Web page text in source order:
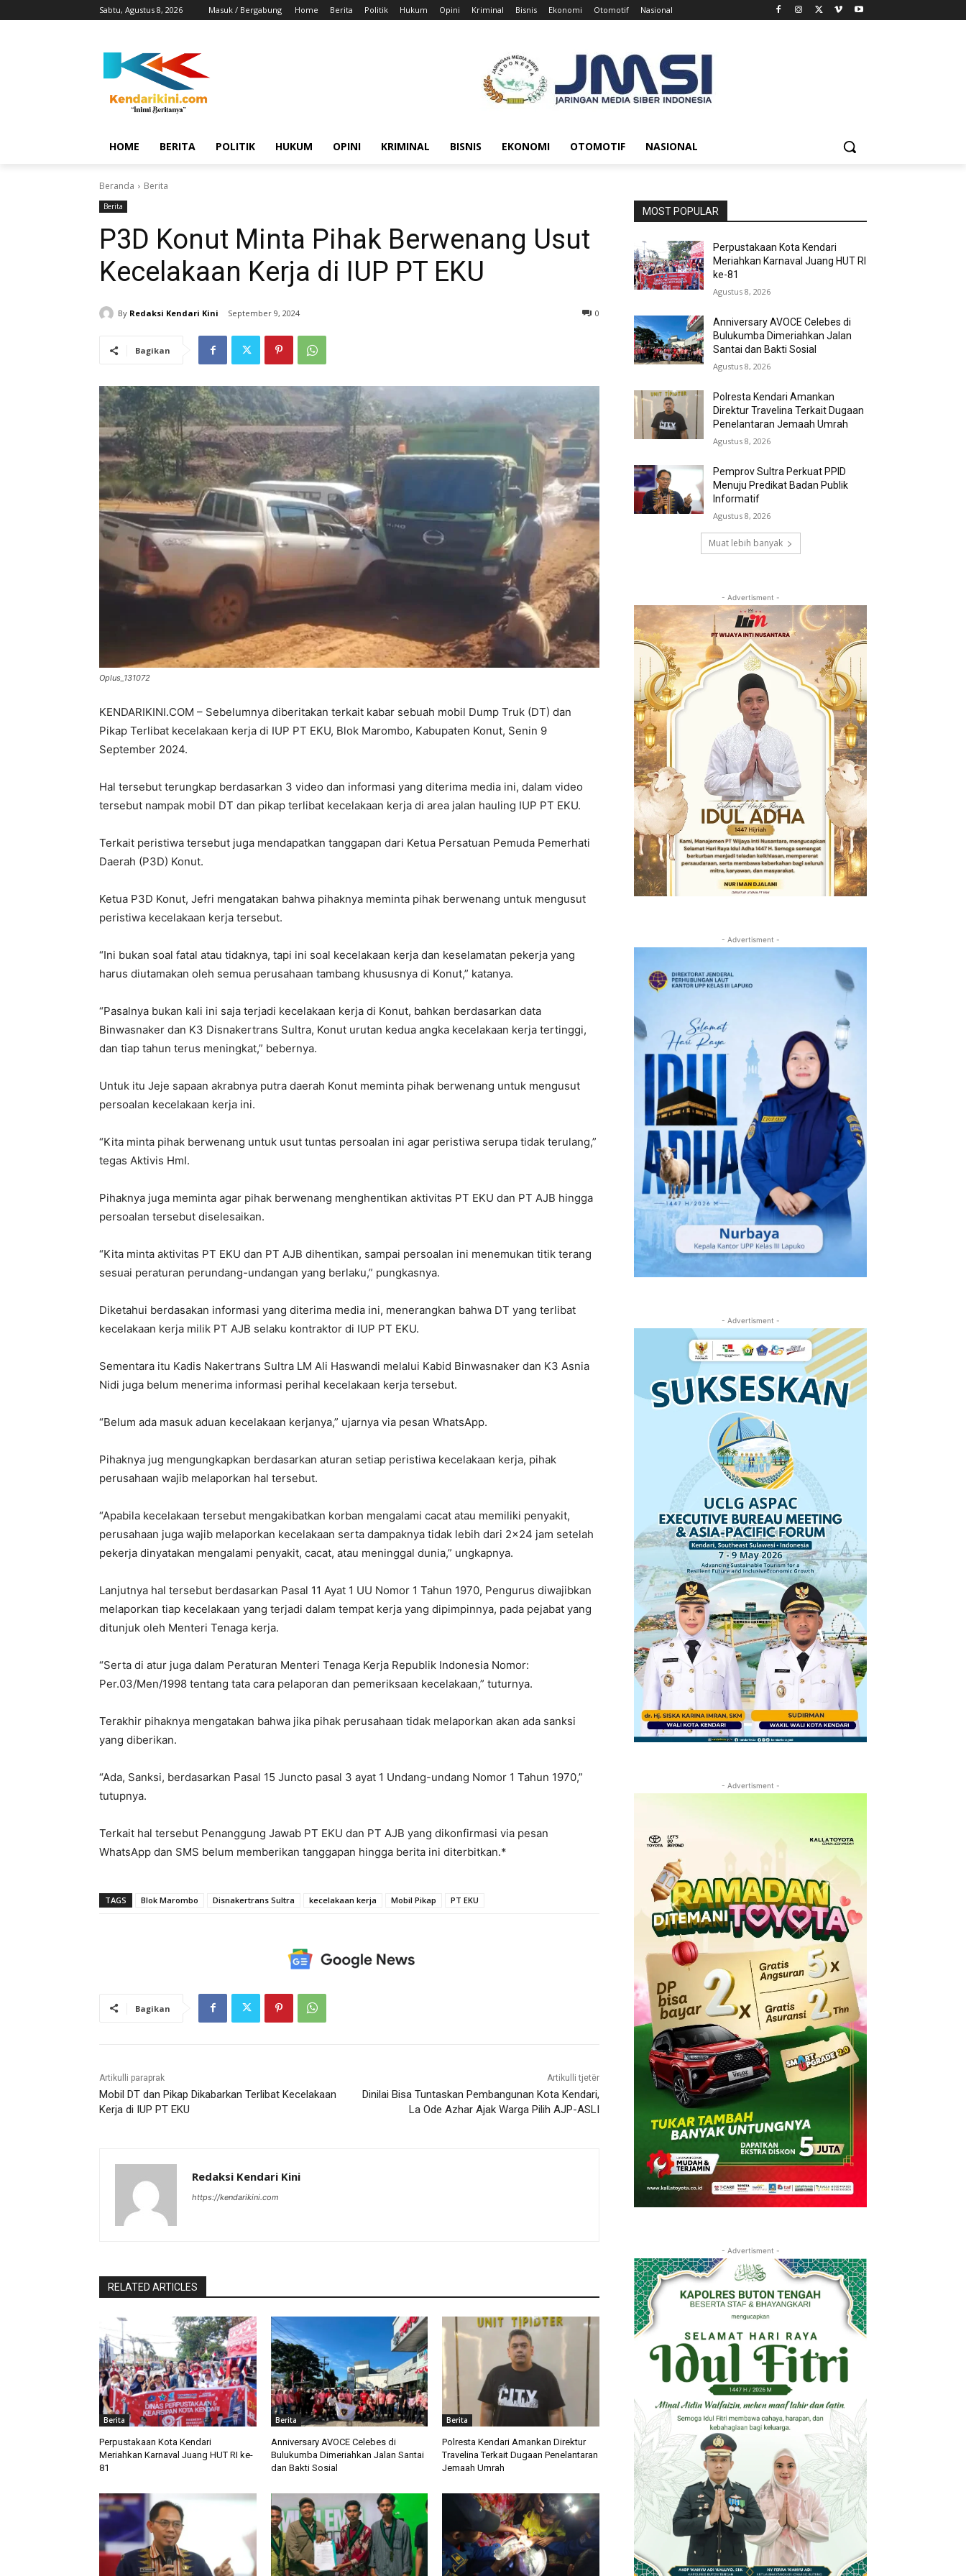
Sabtu, Agustus 8, 2026 Masuk / Bergabung Home Berita Politik Hukum Opini Kriminal Bisnis Ekonomi Otomotif Nasional
HOME BERITA POLITIK HUKUM OPINI KRIMINAL BISNIS EKONOMI OTOMOTIF NASIONAL
Beranda Berita
Berita
P3D Konut Minta Pihak Berwenang Usut
Kecelakaan Kerja di IUP PT EKU
By Redaksi Kendari Kini September 9, 2024 0
Bagikan
Oplus_131072
KENDARIKINI.COM – Sebelumnya diberitakan terkait kabar sebuah mobil Dump Truk (DT) dan
Pikap Terlibat kecelakaan kerja di IUP PT EKU, Blok Marombo, Kabupaten Konut, Senin 9
September 2024.
Hal tersebut terungkap berdasarkan 3 video dan informasi yang diterima media ini, dalam video
tersebut nampak mobil DT dan pikap terlibat kecelakaan kerja di area jalan hauling IUP PT EKU.
Terkait peristiwa tersebut juga mendapatkan tanggapan dari Ketua Persatuan Pemuda Pemerhati
Daerah (P3D) Konut.
Ketua P3D Konut, Jefri mengatakan bahwa pihaknya meminta pihak berwenang untuk mengusut
peristiwa kecelakaan kerja tersebut.
“Ini bukan soal fatal atau tidaknya, tapi ini soal kecelakaan kerja dan keselamatan pekerja yang
harus diutamakan oleh semua perusahaan tambang khususnya di Konut,” katanya.
“Pasalnya bukan kali ini saja terjadi kecelakaan kerja di Konut, bahkan berdasarkan data
Binwasnaker dan K3 Disnakertrans Sultra, Konut urutan kedua angka kecelakaan kerja tertinggi,
dan tiap tahun terus meningkat,” bebernya.
Untuk itu Jeje sapaan akrabnya putra daerah Konut meminta pihak berwenang untuk mengusut
persoalan kecelakaan kerja ini.
“Kita minta pihak berwenang untuk usut tuntas persoalan ini agar peristiwa serupa tidak terulang,”
tegas Aktivis HmI.
Pihaknya juga meminta agar pihak berwenang menghentikan aktivitas PT EKU dan PT AJB hingga
persoalan tersebut diselesaikan.
“Kita minta aktivitas PT EKU dan PT AJB dihentikan, sampai persoalan ini menemukan titik terang
sesuai peraturan perundang-undangan yang berlaku,” pungkasnya.
Diketahui berdasakan informasi yang diterima media ini, menerangkan bahwa DT yang terlibat
kecelakaan kerja milik PT AJB selaku kontraktor di IUP PT EKU.
Sementara itu Kadis Nakertrans Sultra LM Ali Haswandi melalui Kabid Binwasnaker dan K3 Asnia
Nidi juga belum menerima informasi perihal kecelakaan kerja tersebut.
“Belum ada masuk aduan kecelakaan kerjanya,” ujarnya via pesan WhatsApp.
Pihaknya jug mengungkapkan berdasarkan aturan setiap peristiwa kecelakaan kerja, pihak
perusahaan wajib melaporkan hal tersebut.
“Apabila kecelakaan tersebut mengakibatkan korban mengalami cacat atau memiliki penyakit,
perusahaan juga wajib melaporkan kecelakaan serta dampaknya tidak lebih dari 2×24 jam setelah
pekerja dinyatakan mengalami penyakit, cacat, atau meninggal dunia,” ungkapnya.
Lanjutnya hal tersebut berdasarkan Pasal 11 Ayat 1 UU Nomor 1 Tahun 1970, Pengurus diwajibkan
melaporkan tiap kecelakaan yang terjadi dalam tempat kerja yang dipimpinnya, pada pejabat yang
ditunjuk oleh Menteri Tenaga kerja.
“Serta di atur juga dalam Peraturan Menteri Tenaga Kerja Republik Indonesia Nomor:
Per.03/Men/1998 tentang tata cara pelaporan dan pemeriksaan kecelakaan,” tuturnya.
Terakhir pihaknya mengatakan bahwa jika pihak perusahaan tidak melaporkan akan ada sanksi
yang diberikan.
“Ada, Sanksi, berdasarkan Pasal 15 Juncto pasal 3 ayat 1 Undang-undang Nomor 1 Tahun 1970,”
tutupnya.
Terkait hal tersebut Penanggung Jawab PT EKU dan PT AJB yang dikonfirmasi via pesan
WhatsApp dan SMS belum memberikan tanggapan hingga berita ini diterbitkan.*
TAGS Blok Marombo Disnakertrans Sultra kecelakaan kerja Mobil Pikap PT EKU
Bagikan
Artikulli paraprak
Mobil DT dan Pikap Dikabarkan Terlibat Kecelakaan
Kerja di IUP PT EKU
Artikulli tjetër
Dinilai Bisa Tuntaskan Pembangunan Kota Kendari,
La Ode Azhar Ajak Warga Pilih AJP-ASLI
Redaksi Kendari Kini
https://kendarikini.com
RELATED ARTICLES
Berita
Perpustakaan Kota Kendari
Meriahkan Karnaval Juang HUT RI ke-
81
Berita
Anniversary AVOCE Celebes di
Bulukumba Dimeriahkan Jalan Santai
dan Bakti Sosial
Berita
Polresta Kendari Amankan Direktur
Travelina Terkait Dugaan Penelantaran
Jemaah Umrah
MOST POPULAR
Perpustakaan Kota Kendari
Meriahkan Karnaval Juang HUT RI
ke-81
Agustus 8, 2026
Anniversary AVOCE Celebes di
Bulukumba Dimeriahkan Jalan
Santai dan Bakti Sosial
Agustus 8, 2026
Polresta Kendari Amankan
Direktur Travelina Terkait Dugaan
Penelantaran Jemaah Umrah
Agustus 8, 2026
Pemprov Sultra Perkuat PPID
Menuju Predikat Badan Publik
Informatif
Agustus 8, 2026
Muat lebih banyak
- Advertisment -
- Advertisment -
- Advertisment -
- Advertisment -
- Advertisment -